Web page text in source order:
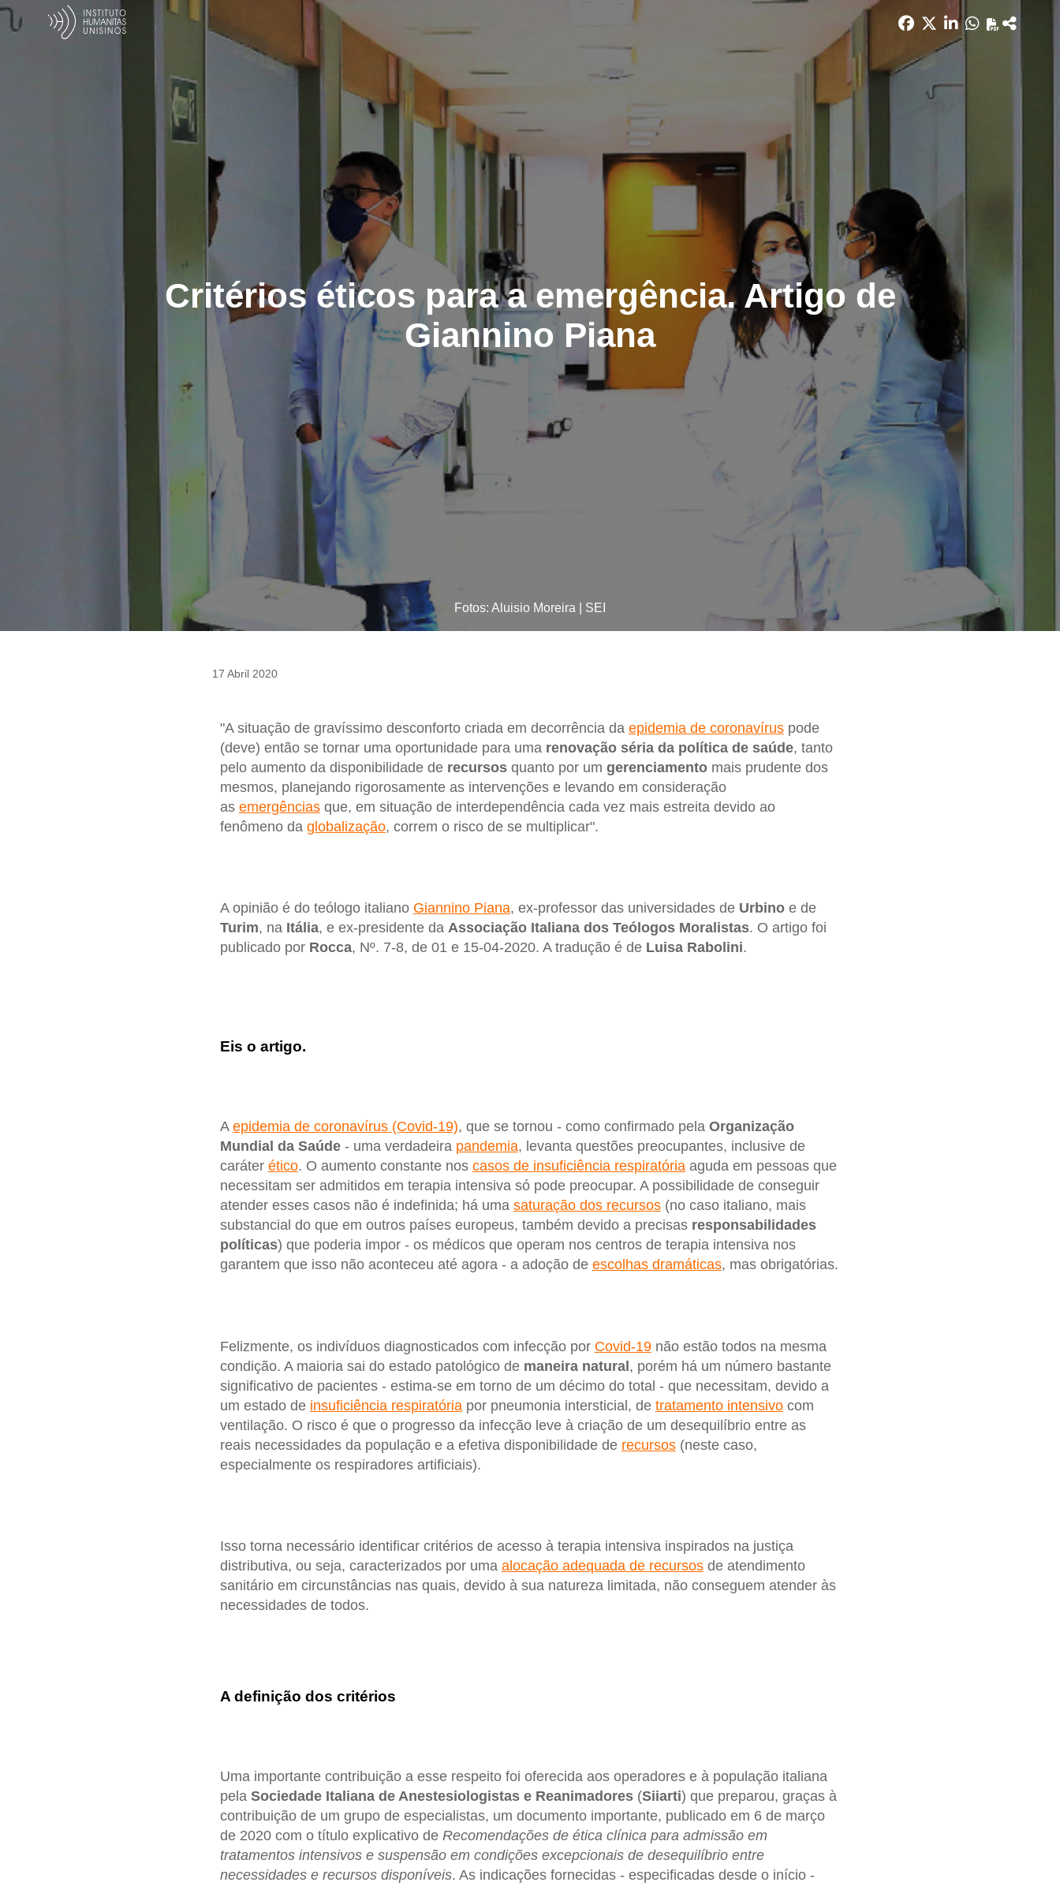
Critérios éticos para a emergência. Artigo de
Giannino Piana
Fotos: Aluisio Moreira | SEI
17 Abril 2020
"A situação de gravíssimo desconforto criada em decorrência da epidemia de coronavíruspode
(deve) então se tornar uma oportunidade para uma renovação séria da política de saúde, tanto
pelo aumento da disponibilidade de recursosquanto por um gerenciamentomais prudente dos
mesmos, planejando rigorosamente as intervenções e levando em consideração
as emergênciasque, em situação de interdependência cada vez mais estreita devido ao
fenômeno da globalização, correm o risco de se multiplicar".
A opinião é do teólogo italiano Giannino Piana, ex-professor das universidades de Urbinoe de
Turim, na Itália, e ex-presidente da Associação Italiana dos Teólogos Moralistas. O artigo foi
publicado por Rocca, Nº. 7-8, de 01 e 15-04-2020. A tradução é de Luisa Rabolini.
Eis o artigo.
A epidemia de coronavírus (Covid-19), que se tornou - como confirmado pela Organização
Mundial da Saúde- uma verdadeira pandemia, levanta questões preocupantes, inclusive de
caráter ético. O aumento constante nos casos de insuficiência respiratóriaaguda em pessoas que
necessitam ser admitidos em terapia intensiva só pode preocupar. A possibilidade de conseguir
atender esses casos não é indefinida; há uma saturação dos recursos(no caso italiano, mais
substancial do que em outros países europeus, também devido a precisas responsabilidades
políticas) que poderia impor - os médicos que operam nos centros de terapia intensiva nos
garantem que isso não aconteceu até agora - a adoção de escolhas dramáticas, mas obrigatórias.
Felizmente, os indivíduos diagnosticados com infecção por Covid-19não estão todos na mesma
condição. A maioria sai do estado patológico de maneira natural, porém há um número bastante
significativo de pacientes - estima-se em torno de um décimo do total - que necessitam, devido a
um estado de insuficiência respiratóriapor pneumonia intersticial, de tratamento intensivocom
ventilação. O risco é que o progresso da infecção leve à criação de um desequilíbrio entre as
reais necessidades da população e a efetiva disponibilidade de recursos(neste caso,
especialmente os respiradores artificiais).
Isso torna necessário identificar critérios de acesso à terapia intensiva inspirados na justiça
distributiva, ou seja, caracterizados por uma alocação adequada de recursosde atendimento
sanitário em circunstâncias nas quais, devido à sua natureza limitada, não conseguem atender às
necessidades de todos.
A definição dos critérios
Uma importante contribuição a esse respeito foi oferecida aos operadores e à população italiana
pela Sociedade Italiana de Anestesiologistas e Reanimadores(Siiarti) que preparou, graças à
contribuição de um grupo de especialistas, um documento importante, publicado em 6 de março
de 2020 com o título explicativo de Recomendações de ética clínica para admissão em
tratamentos intensivos e suspensão em condições excepcionais de desequilíbrio entre
necessidades e recursos disponíveis. As indicações fornecidas - especificadas desde o início -